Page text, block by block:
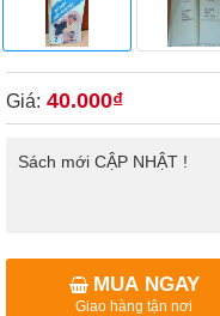
Giá: 40.000₫
Sách mới CẬP NHẬT !
MUA NGAY
Giao hàng tận nơi